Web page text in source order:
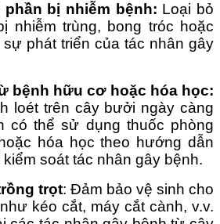
bị nhiễm bệnh: Loại bỏ
nhiễm trùng, bong tróc hoặc
sự phát triển của tác nhân gây
bệnh hữu cơ hoặc hóa học:
loét trên cây bưởi ngày càng
có thể sử dụng thuốc phòng
hóa học theo hướng dẫn
soát tác nhân gây bệnh.
trọt: Đảm bảo vệ sinh cho
kéo cắt, máy cắt cành, v.v.